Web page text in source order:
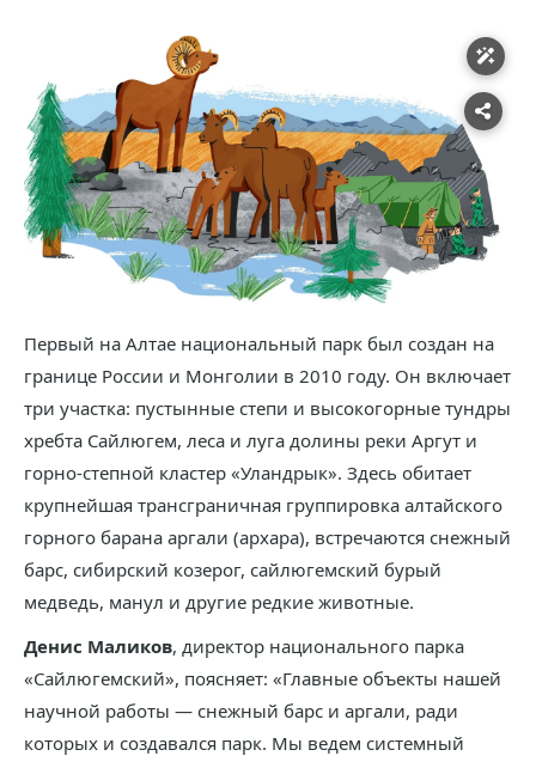
Первый на Алтае национальный парк был создан на
границе России и Монголии в 2010 году. Он включает
три участка: пустынные степи и высокогорные тундры
хребта Сайлюгем, леса и луга долины реки Аргут и
горно-степной кластер «Уландрык». Здесь обитает
крупнейшая трансграничная группировка алтайского
горного барана аргали (архара), встречаются снежный
барс, сибирский козерог, сайлюгемский бурый
медведь, манул и другие редкие животные.
Денис Маликов, директор национального парка
«Сайлюгемский», поясняет: «Главные объекты нашей
научной работы — снежный барс и аргали, ради
которых и создавался парк. Мы ведем системный